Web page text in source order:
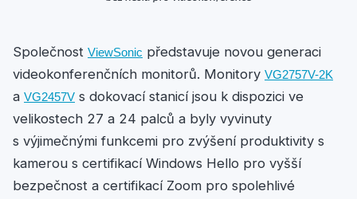
Společnost ViewSonic představuje novou generaci
videokonferenčních monitorů. Monitory VG2757V-2K
a VG2457V s dokovací stanicí jsou k dispozici ve
velikostech 27 a 24 palců a byly vyvinuty
s výjimečnými funkcemi pro zvýšení produktivity s
kamerou s certifikací Windows Hello pro vyšší
bezpečnost a certifikací Zoom pro spolehlivé